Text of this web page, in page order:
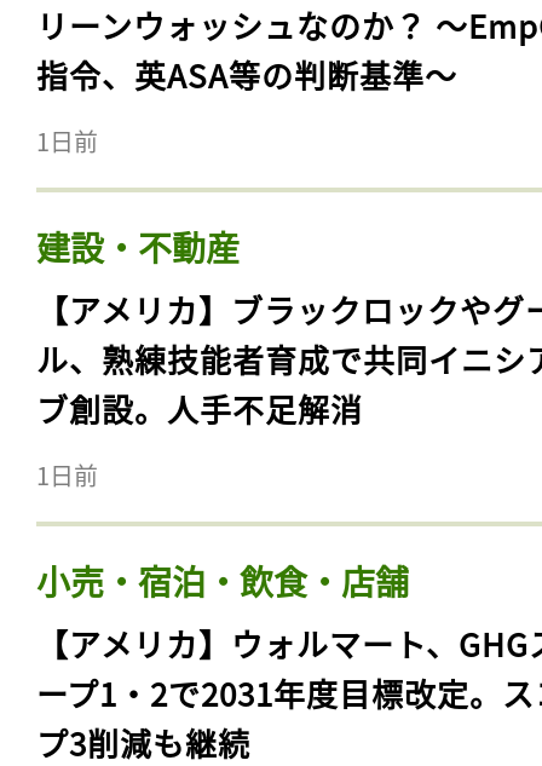
リーンウォッシュなのか？ 〜
指令、英ASA等の判断基準〜
1日前
建設・不動産
【アメリカ】ブラックロックやグ
ル、熟練技能者育成で共同イニシ
ブ創設。人手不足解消
1日前
小売・宿泊・飲食・店舗
【アメリカ】ウォルマート、GHG
ープ1・2で2031年度目標改定。
プ3削減も継続